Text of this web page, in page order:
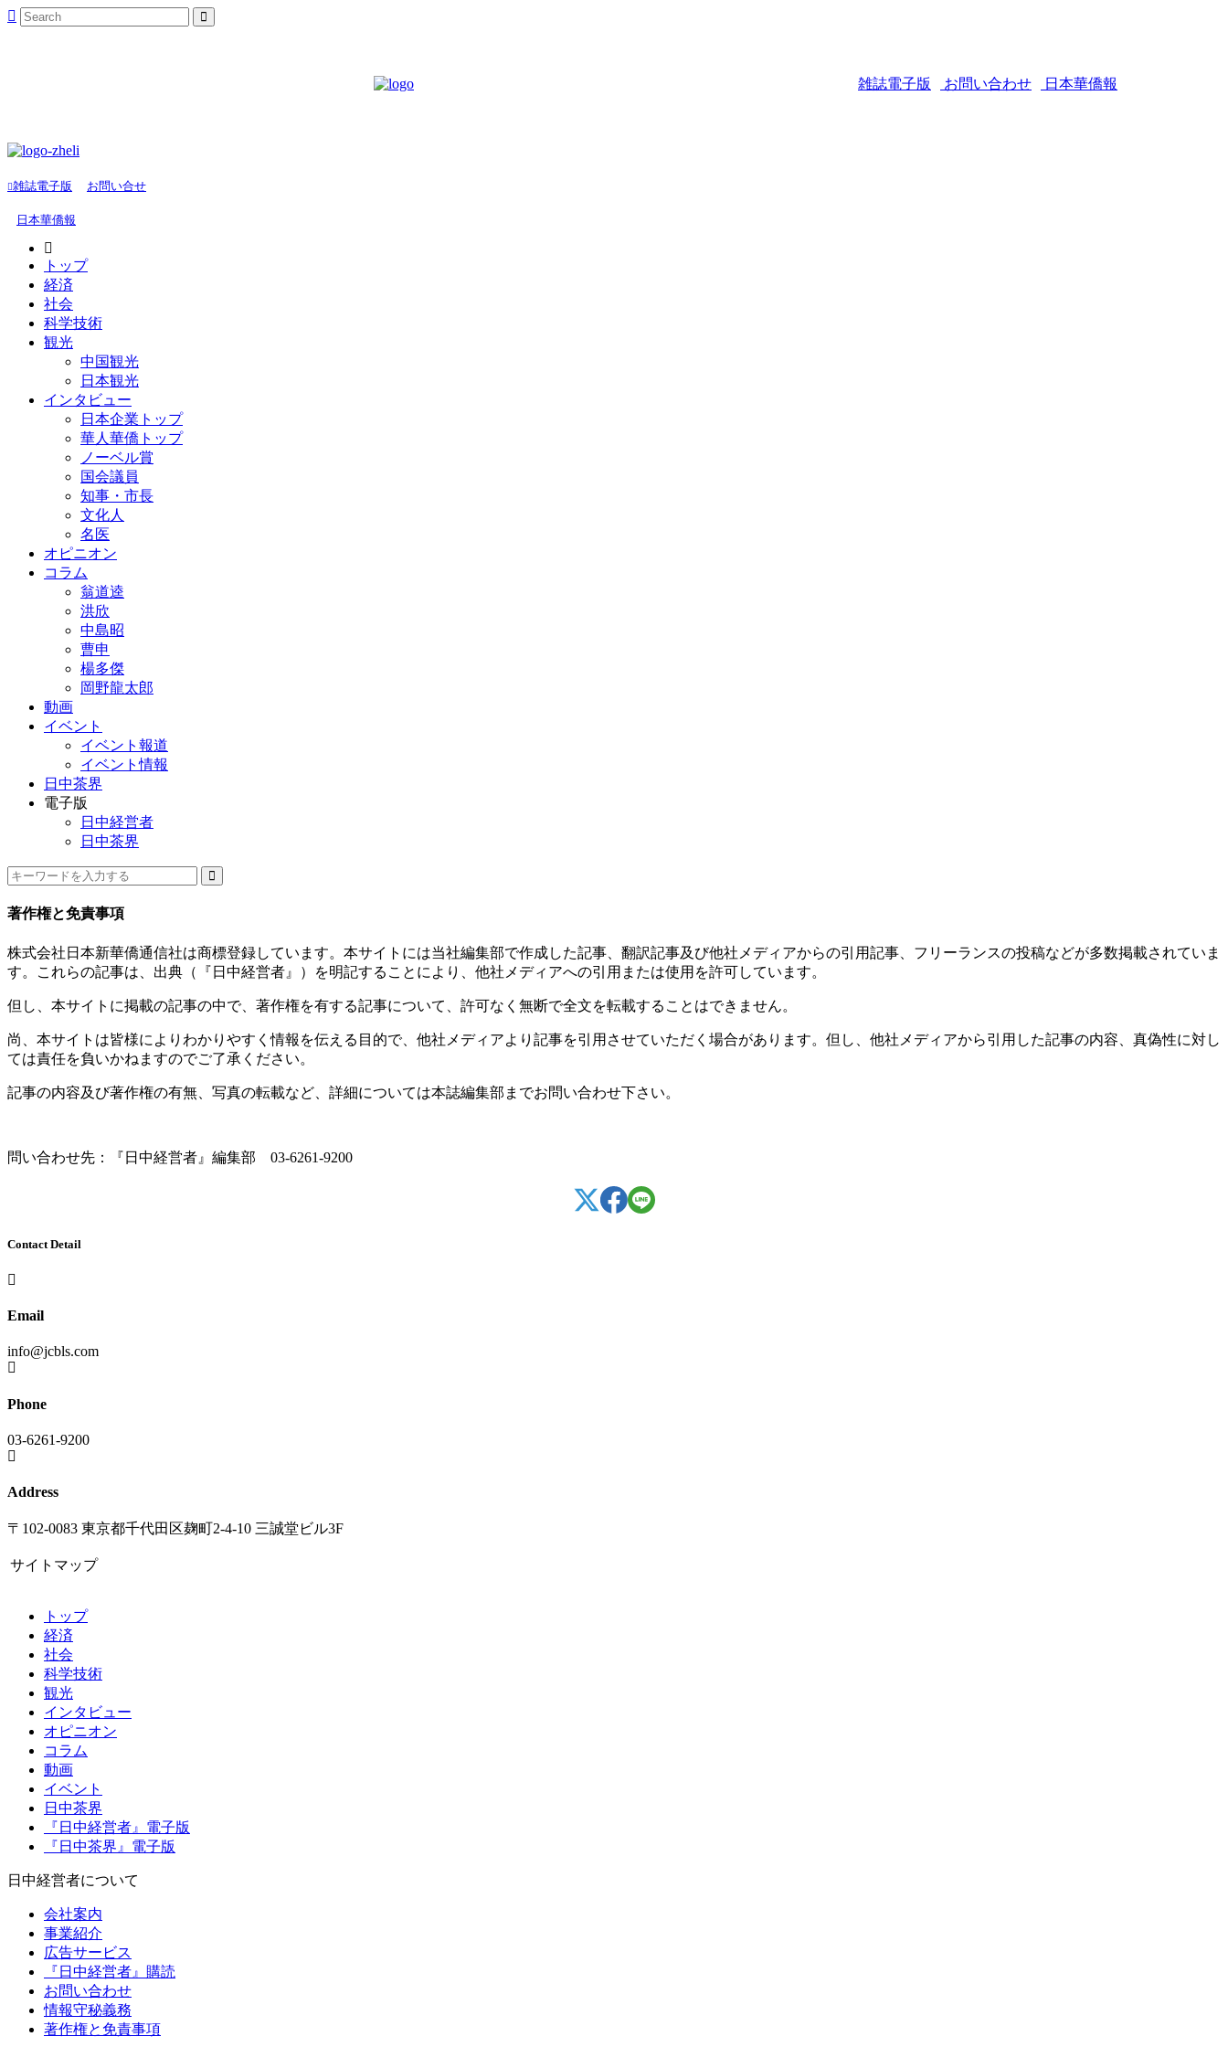
雑誌電子版 お問い合わせ 日本華僑報
雑誌電子版 お問い合せ
日本華僑報
トップ
経済
社会
科学技術
観光
中国観光
日本観光
インタビュー
日本企業トップ
華人華僑トップ
ノーベル賞
国会議員
知事・市長
文化人
名医
オピニオン
コラム
翁道逵
洪欣
中島昭
曹申
楊多傑
岡野龍太郎
動画
イベント
イベント報道
イベント情報
日中茶界
電子版
日中経営者
日中茶界
著作権と免責事項
株式会社日本新華僑通信社は商標登録しています。本サイトには当社編集部で作成した記事、翻訳記事及び他社メディアからの引用記事、フリーランスの投稿などが多数掲載されていま
す。これらの記事は、出典（『日中経営者』）を明記することにより、他社メディアへの引用または使用を許可しています。
但し、本サイトに掲載の記事の中で、著作権を有する記事について、許可なく無断で全文を転載することはできません。
尚、本サイトは皆様によりわかりやすく情報を伝える目的で、他社メディアより記事を引用させていただく場合があります。但し、他社メディアから引用した記事の内容、真偽性に対し
ては責任を負いかねますのでご了承ください。
記事の内容及び著作権の有無、写真の転載など、詳細については本誌編集部までお問い合わせ下さい。
問い合わせ先：『日中経営者』編集部 03-6261-9200
Contact Detail
Email
info@jcbls.com
Phone
03-6261-9200
Address
〒102-0083 東京都千代田区麹町2-4-10 三誠堂ビル3F
サイトマップ
トップ
経済
社会
科学技術
観光
インタビュー
オピニオン
コラム
動画
イベント
日中茶界
『日中経営者』電子版
『日中茶界』電子版
日中経営者について
会社案内
事業紹介
広告サービス
『日中経営者』購読
お問い合わせ
情報守秘義務
著作権と免責事項